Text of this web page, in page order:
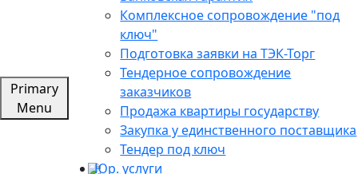
Primary
Menu
Комплексное сопровождение "под
ключ"
Подготовка заявки на ТЭК-Торг
Тендерное сопровождение
заказчиков
Продажа квартиры государству
Закупка у единственного поставщика
Тендер под ключ
Юр. услуги